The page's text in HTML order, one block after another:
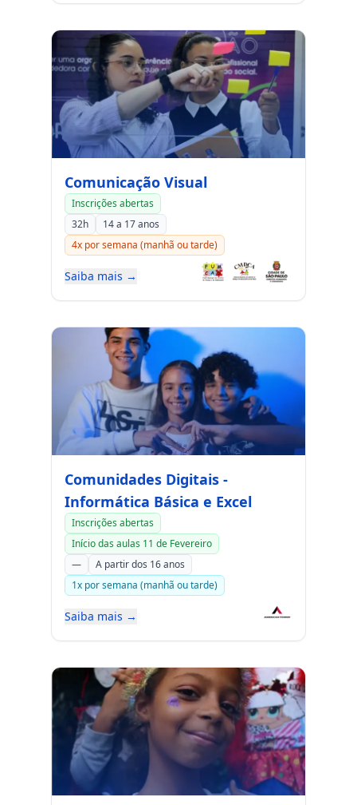
Comunicação Visual
Inscrições abertas
32h
14 a 17 anos
4x por semana (manhã ou tarde)
Saiba mais →
Comunidades Digitais -
Informática Básica e Excel
Inscrições abertas
Início das aulas 11 de Fevereiro
—
A partir dos 16 anos
1x por semana (manhã ou tarde)
Saiba mais →